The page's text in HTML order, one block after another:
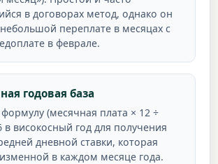
в договорах метод, однако он
переплате в месяцах с
в феврале.
годовая база
(месячная плата × 12 ÷
в високосный год для получения
дневной ставки, которая
в каждом месяце года.